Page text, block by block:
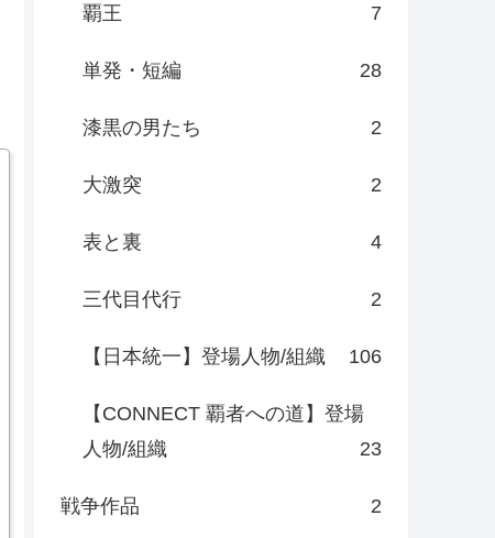
覇王 7
単発・短編 28
漆黒の男たち 2
大激突 2
表と裏 4
三代目代行 2
【日本統一】登場人物/組織 106
【CONNECT 覇者への道】登場
人物/組織
23
戦争作品 2